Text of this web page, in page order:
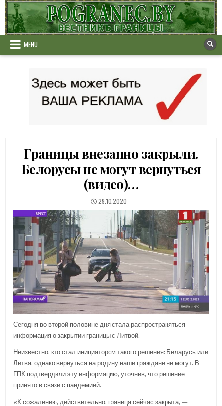
Skip
to
content
MENU
Границы внезапно закрыли.
Белорусы не могут вернуться
(видео)…
PUBLISHED
DATE:
29.10.2020
Сегодня во второй половине дня стала распространяться
информация о закрытии границы с Литвой.
Неизвестно, кто стал инициатором такого решения: Беларусь или
Литва, однако вернуться на родину наши граждане не могут. В
ГПК подтвердили эту информацию, уточнив, что решение
принято в связи с пандемией.
«К сожалению, действительно, граница сейчас закрыта, —